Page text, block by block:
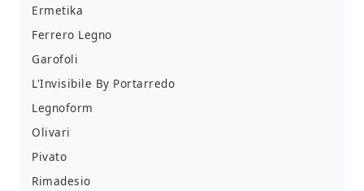
Ermetika
Ferrero Legno
Garofoli
L'Invisibile By Portarredo
Legnoform
Olivari
Pivato
Rimadesio